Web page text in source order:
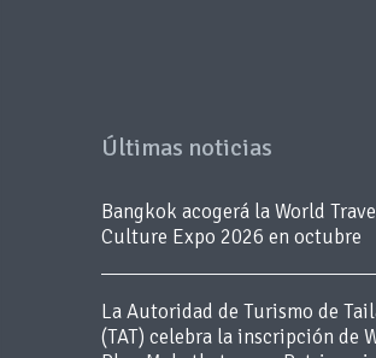
Últimas noticias
Bangkok acogerá la World
Culture Expo 2026 en octubre
La Autoridad de Turismo de
(TAT) celebra la inscripción de